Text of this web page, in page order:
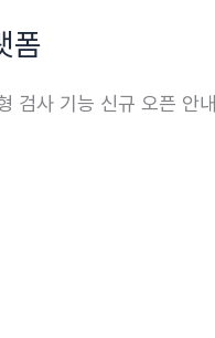
폼
검사 기능 신규 오픈 안내